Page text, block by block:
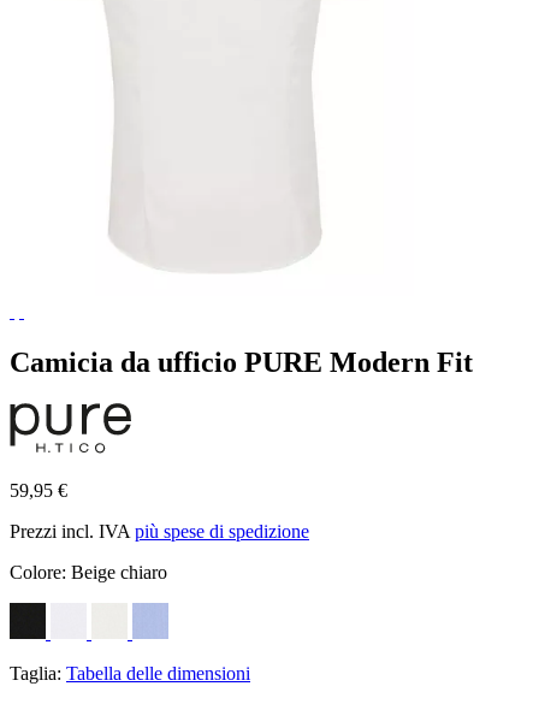
Camicia da ufficio PURE Modern Fit
59,95 €
Prezzi incl. IVA più spese di spedizione
Colore: Beige chiaro
Taglia: Tabella delle dimensioni